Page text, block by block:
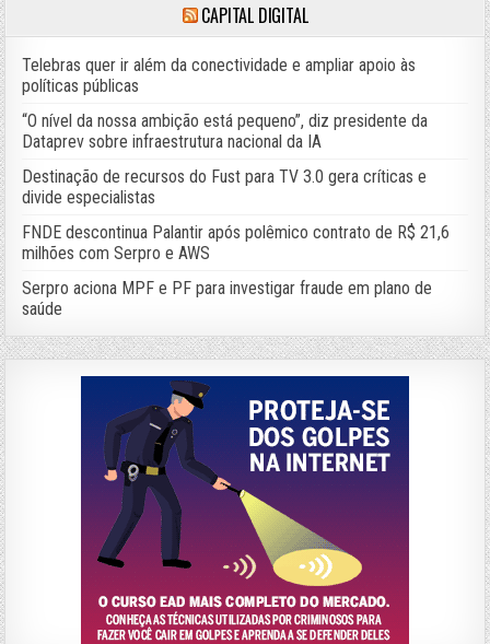
CAPITAL DIGITAL
Telebras quer ir além da conectividade e ampliar apoio às
políticas públicas
“O nível da nossa ambição está pequeno”, diz presidente da
Dataprev sobre infraestrutura nacional da IA
Destinação de recursos do Fust para TV 3.0 gera críticas e
divide especialistas
FNDE descontinua Palantir após polêmico contrato de R$ 21,6
milhões com Serpro e AWS
Serpro aciona MPF e PF para investigar fraude em plano de
saúde